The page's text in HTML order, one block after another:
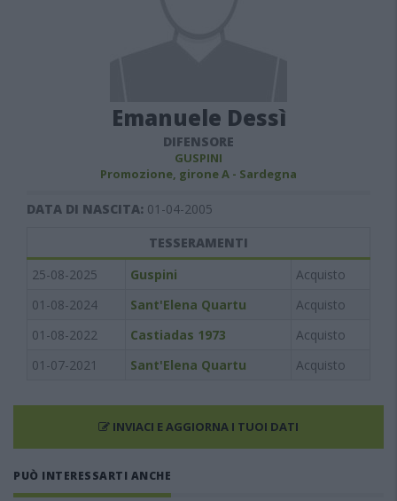
Emanuele Dessì
DIFENSORE
GUSPINI
Promozione, girone A - Sardegna
DATA DI NASCITA: 01-04-2005
TESSERAMENTI
25-08-2025
Guspini
Acquisto
01-08-2024
Sant'Elena Quartu
Acquisto
01-08-2022
Castiadas 1973
Acquisto
01-07-2021
Sant'Elena Quartu Acquisto
INVIACI E AGGIORNA I TUOI DATI
PUÒ INTERESSARTI ANCHE